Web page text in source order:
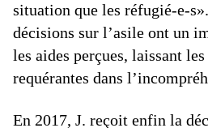
situation que les réfugié-e-
décisions sur l’asile ont un
les aides perçues, laissant les
requérantes dans
En 2017, J. reçoit enfin la